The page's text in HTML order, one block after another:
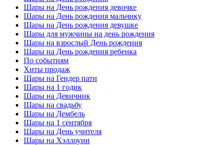
Шары на День рождения девочке
Шары на День рождения мальчику
Шары на День рождения девушке
Шары для мужчины на день рождения
Шары на взрослый День рождения
Шары на День рождения ребенка
По событиям
Хиты продаж
Шары на Гендер пати
Шары на 1 годик
Шары на Девичник
Шары на свадьбу
Шары на Дембель
Шары на 1 сентября
Шары на День учителя
Шары на Хэллоуин